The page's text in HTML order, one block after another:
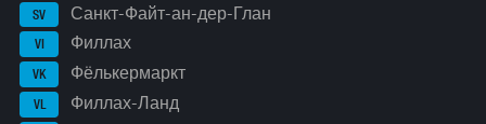
SV Санкт-Файт-ан-дер-Глан
VI Филлах
VK Фёлькермаркт
VL Филлах-Ланд